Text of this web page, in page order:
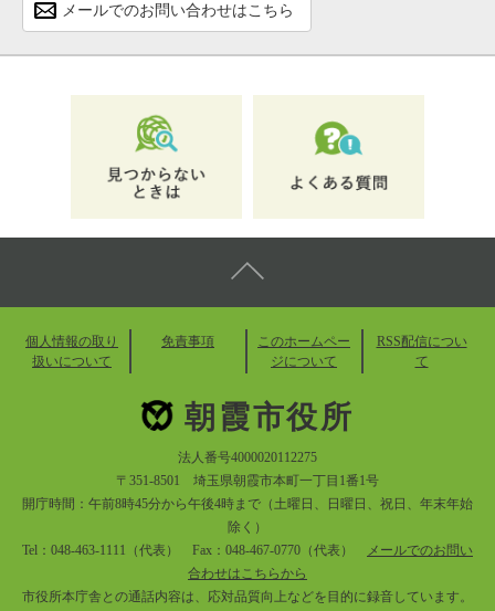
メールでのお問い合わせはこちら
個人情報の取り
扱いについて
免責事項
このホームペー
ジについて
RSS配信につい
て
朝霞市役所
法人番号4000020112275
〒351-8501 埼玉県朝霞市本町一丁目1番1号
開庁時間：午前8時45分から午後4時まで（土曜日、日曜日、祝日、年末年始
除く）
Tel：048-463-1111（代表） Fax：048-467-0770（代表）
メールでのお問い
合わせはこちらから
市役所本庁舎との通話内容は、応対品質向上などを目的に録音しています。